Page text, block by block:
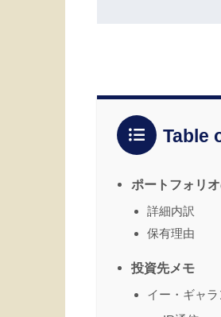
Table
ポートフォリ
詳細内訳
保有理由
投資先メモ
イー・ギャラ